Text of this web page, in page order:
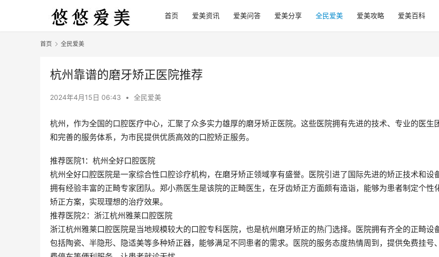
首页 爱美资讯 爱美问答 爱美分享 全民爱美 爱美攻略 爱美百科
首页 全民爱美
杭州靠谱的磨牙矫正医院推荐
2024年4月15日 06:43 • 全民爱美
杭州，作为全国的口腔医疗中心，汇聚了众多实力雄厚的磨牙矫正医院。这些医院拥有先进的技术、专业的医生
和完善的服务体系，为市民提供优质高效的口腔矫正服务。
推荐医院1：杭州全好口腔医院
杭州全好口腔医院是一家综合性口腔诊疗机构，在磨牙矫正领域享有盛誉。医院引进了国际先进的矫正技术和设备
拥有经验丰富的正畸专家团队。郑小燕医生是该院的正畸医生，在牙齿矫正方面颇有造诣，能够为患者制定个性
矫正方案，实现理想的治疗效果。
推荐医院2：浙江杭州雅莱口腔医院
浙江杭州雅莱口腔医院是当地规模较大的口腔专科医院，也是杭州磨牙矫正的热门选择。医院拥有齐全的正畸设备
包括陶瓷、半隐形、隐适美等多种矫正器，能够满足不同患者的需求。医院的服务态度热情周到，提供免费挂号